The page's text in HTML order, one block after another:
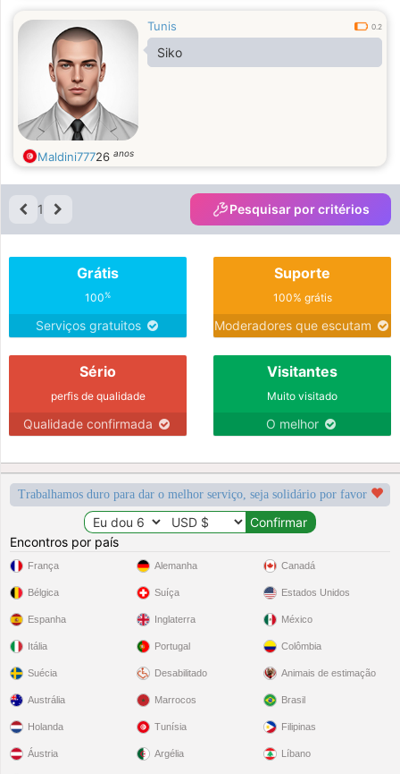
Tunis 0.2
Siko
Maldini77726 anos
1 Pesquisar por critérios
Grátis
100%
Serviços gratuitos
Suporte
100% grátis
Moderadores que escutam
Sério
perfis de qualidade
Qualidade confirmada
Visitantes
Muito visitado
O melhor
Trabalhamos duro para dar o melhor serviço, seja solidário por favor
Encontros por país
França
Bélgica
Espanha
Itália
Suécia
Alemanha
Suíça
Inglaterra
Portugal
Desabilitado
Canadá
Estados Unidos
México
Colômbia
Animais de estimação
Austrália
Holanda
Áustria
Marrocos
Tunísia
Argélia
Brasil
Filipinas
Líbano